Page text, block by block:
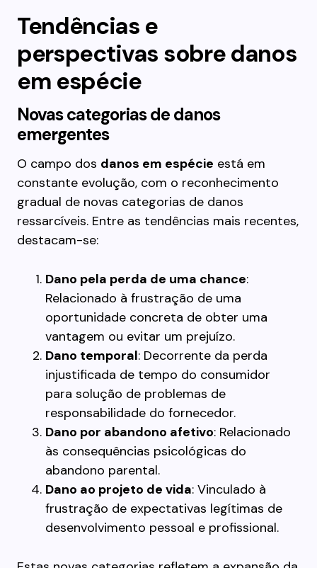
Tendências e
perspectivas sobre danos
em espécie
Novas categorias de danos
emergentes
O campo dos danos em espécie está em
constante evolução, com o reconhecimento
gradual de novas categorias de danos
ressarcíveis. Entre as tendências mais recentes,
destacam-se:
Dano pela perda de uma chance:
Relacionado à frustração de uma
oportunidade concreta de obter uma
vantagem ou evitar um prejuízo.
Dano temporal: Decorrente da perda
injustificada de tempo do consumidor
para solução de problemas de
responsabilidade do fornecedor.
Dano por abandono afetivo: Relacionado
às consequências psicológicas do
abandono parental.
Dano ao projeto de vida: Vinculado à
frustração de expectativas legítimas de
desenvolvimento pessoal e profissional.